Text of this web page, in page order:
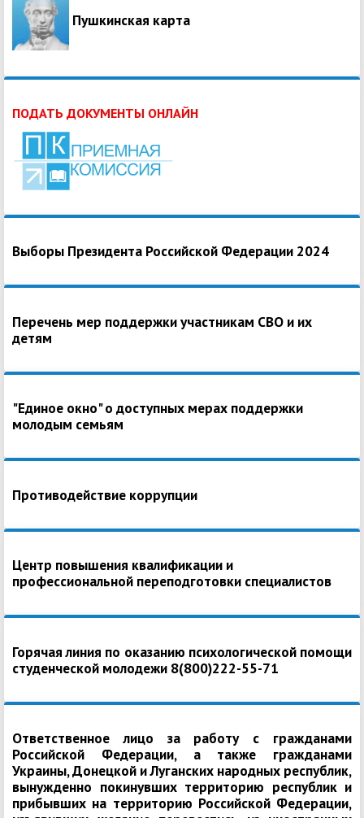
Пушкинская карта
ПОДАТЬ ДОКУМЕНТЫ ОНЛАЙН
Выборы Президента Российской Федерации 2024
Перечень мер поддержки участникам СВО и их
детям
"Единое окно" о доступных мерах поддержки
молодым семьям
Противодействие коррупции
Центр повышения квалификации и
профессиональной переподготовки специалистов
Горячая линия по оказанию психологической помощи
студенческой молодежи 8(800)222-55-71
Ответственное лицо за работу с гражданами
Российской Федерации, а также гражданами
Украины, Донецкой и Луганских народных республик,
вынужденно покинувших территорию республик и
прибывших на территорию Российской Федерации,